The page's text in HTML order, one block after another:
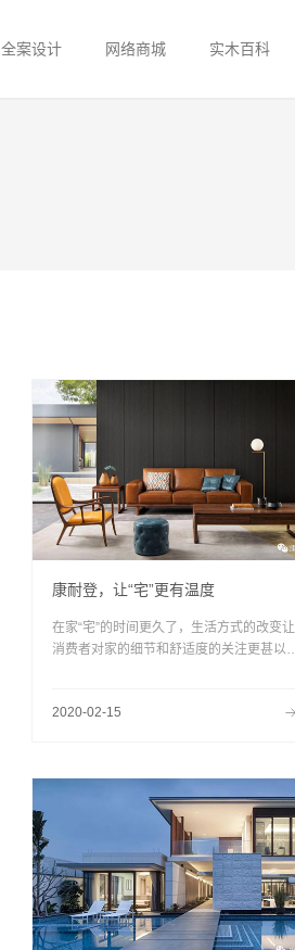
全案设计 网络商城 实木百科
康耐登，让“宅”更有温度
在家“宅”的时间更久了，生活方式的改变让
消费者对家的细节和舒适度的关注更甚以
2020-02-15